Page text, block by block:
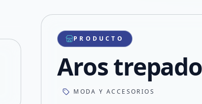
Compartir producto
Compartir por WhatsApp
Compartir por mail
Compartir en Facebook
Compartir en X
PRODUCTO
Aros
MODA Y ACCESORIOS